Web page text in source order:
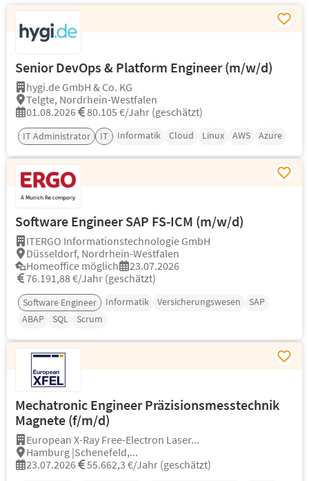
Senior DevOps & Platform Engineer (m/w/d)
hygi.de GmbH & Co. KG
Telgte, Nordrhein-Westfalen
01.08.2026
80.105 €/Jahr (geschätzt)
IT Administrator IT Informatik Cloud Linux AWS Azure
Software Engineer SAP FS-ICM (m/w/d)
ITERGO Informationstechnologie GmbH
Düsseldorf, Nordrhein-Westfalen
Homeoffice möglich
23.07.2026
76.191,88 €/Jahr (geschätzt)
Software Engineer Informatik Versicherungswesen
SAP
ABAP
SQL Scrum
Mechatronic Engineer Präzisionsmesstechnik
Magnete (f/m/d)
European X-Ray Free-Electron Laser...
Hamburg |Schenefeld,...
23.07.2026
55.662,3 €/Jahr (geschätzt)